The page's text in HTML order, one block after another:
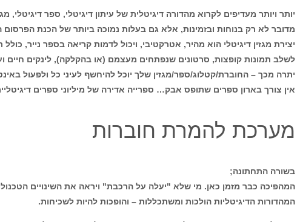
יותר ויותר מעדיפים לקרוא מהדורה דיגיטלית של עיתון דיגיטלי, ספר דיגיטלי,
מדובר לא רק בנוחות ובזמינות, אלא גם בעלות נמוכה ביותר של הכנת הפרסום
יצירת מגזין דיגיטלי הוא מהיר, אטרקטיבי, ויכול לדמות קריאה בספר נייר,
לשלב תמונות קופצות, סרטונים שנפתחים מעצמם (או בהקלקה), לינקים חיים
יתרה מכך – החוברת/קטלוג/ספר/מגזין שלך יוכל להיחשף לעיני כל ולפעול
אין צורך בארון ספרים שתופס אבק… ספרייה אדירה של מיליוני ספרים
מערכת להמרת חוברות
בשורה התחתונה;
המהפיכה כבר מזמן כאן. מי שלא "יעלה על הרכבת" ויראה את השינויים
המהדורות הדיגיטליות הולכות ומשתכללות – והופכות להיות לשכיחות.